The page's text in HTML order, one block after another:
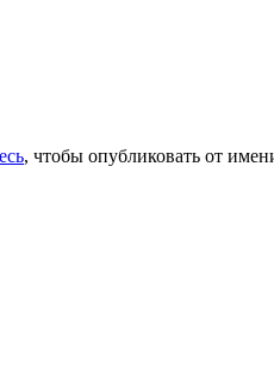
, чтобы опубликовать от